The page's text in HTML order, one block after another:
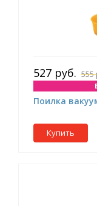
527 руб. 555
Поилка
Купить